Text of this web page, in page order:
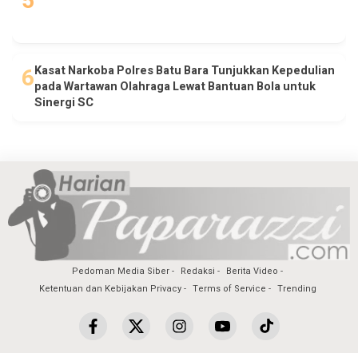
Kasat Narkoba Polres Batu Bara Tunjukkan Kepedulian
pada Wartawan Olahraga Lewat Bantuan Bola untuk
Sinergi SC
Pedoman Media Siber Redaksi
Berita Video
Ketentuan dan Kebijakan Privacy
Terms of Service Trending